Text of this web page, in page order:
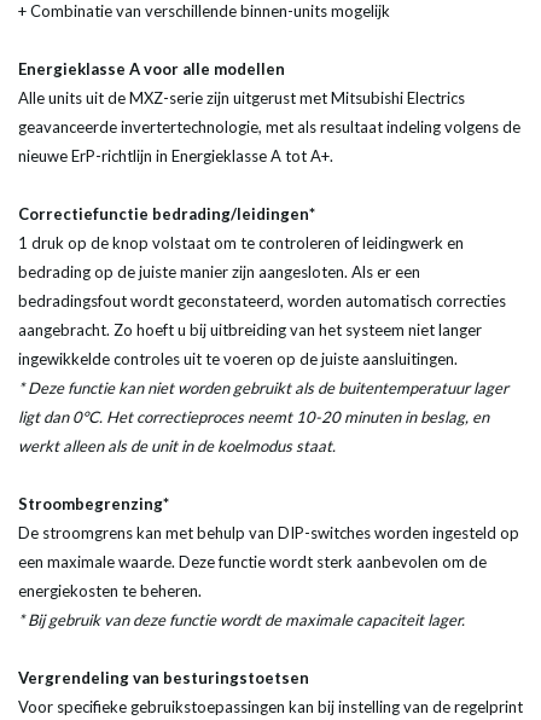
+ Combinatie van verschillende binnen-units mogelijk
Energieklasse A voor alle modellen
Alle units uit de MXZ-serie zijn uitgerust met Mitsubishi Electrics
geavanceerde invertertechnologie, met als resultaat indeling volgens de
nieuwe ErP-richtlijn in Energieklasse A tot A+.
Correctiefunctie bedrading/leidingen*
1 druk op de knop volstaat om te controleren of leidingwerk en
bedrading op de juiste manier zijn aangesloten. Als er een
bedradingsfout wordt geconstateerd, worden automatisch correcties
aangebracht. Zo hoeft u bij uitbreiding van het systeem niet langer
ingewikkelde controles uit te voeren op de juiste aansluitingen.
* Deze functie kan niet worden gebruikt als de buitentemperatuur lager
ligt dan 0°C. Het correctieproces neemt 10-20 minuten in beslag, en
werkt alleen als de unit in de koelmodus staat.
Stroombegrenzing*
De stroomgrens kan met behulp van DIP-switches worden ingesteld op
een maximale waarde. Deze functie wordt sterk aanbevolen om de
energiekosten te beheren.
* Bij gebruik van deze functie wordt de maximale capaciteit lager.
Vergrendeling van besturingstoetsen
Voor specifieke gebruikstoepassingen kan bij instelling van de regelprint